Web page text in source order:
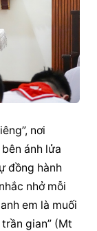
nơi
ánh lửa
đồng hành
nhở mỗi
em là muối
gian” (Mt